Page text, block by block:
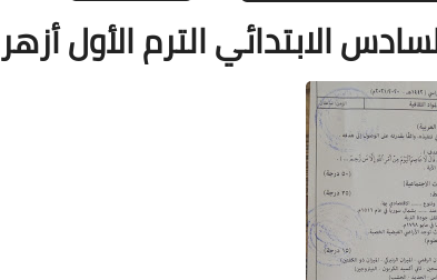
الابتدائي الترم الأول أزهر